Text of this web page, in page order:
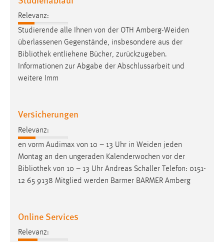
Relevanz:
Studierende alle Ihnen von der OTH Amberg-Weiden
überlassenen Gegenstände, insbesondere aus der
Bibliothek entliehene Bücher, zurückzugeben.
Informationen zur Abgabe der Abschlussarbeit und
weitere Imm
Versicherungen
Relevanz:
en vorm Audimax von 10 – 13 Uhr in Weiden jeden
Montag an den ungeraden Kalenderwochen vor der
Bibliothek von 10 – 13 Uhr Andreas Schaller Telefon: 0151-
12 65 9138 Mitglied werden Barmer BARMER Amberg
Online Services
Relevanz: